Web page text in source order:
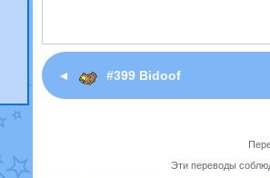
◄ #399 Bidoof
Эти переводы